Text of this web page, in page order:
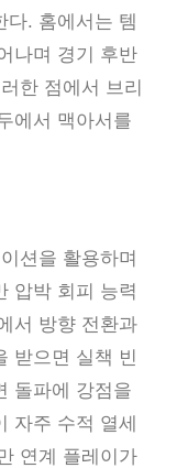
다. 홈에서는 템
나며 경기 후반
한 점에서 브리
에서 맥아서를
션을 활용하며
압박 회피 능력
서 방향 전환과
받으면 실책 빈
돌파에 강점을
자주 수적 열세
연계 플레이가